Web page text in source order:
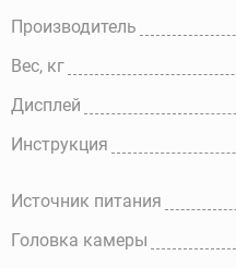
Производитель
Вес, кг
Дисплей
Инструкция
Источник питания
Головка камеры